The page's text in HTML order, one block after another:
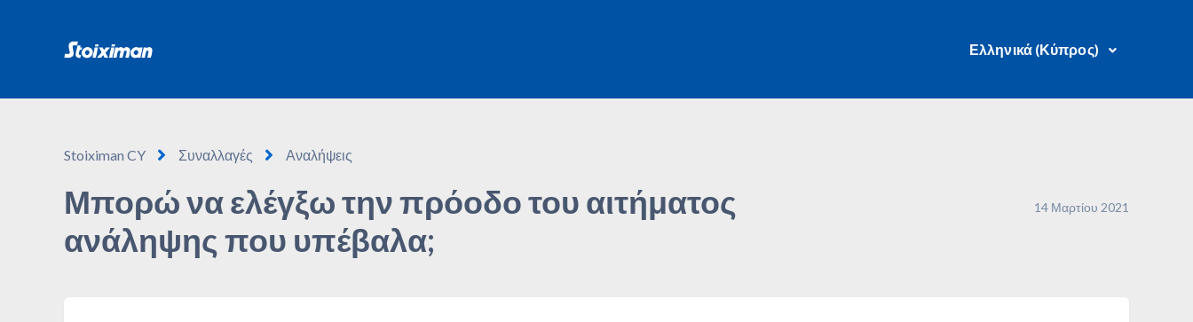
Ελληνικά (Κύπρος)
Stoiximan CY Συναλλαγές Αναλήψεις
Μπορώ να ελέγξω την πρόοδο του αιτήματος
ανάληψης που υπέβαλα;
14 Μαρτίου 2021